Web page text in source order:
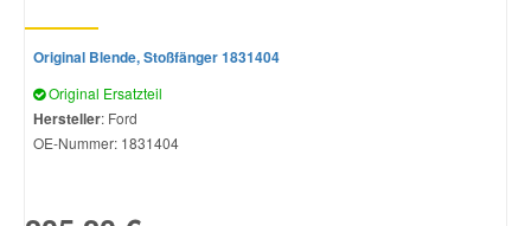
Original Blende, Stoßfänger 1831404
Original Ersatzteil
Hersteller: Ford
OE-Nummer: 1831404